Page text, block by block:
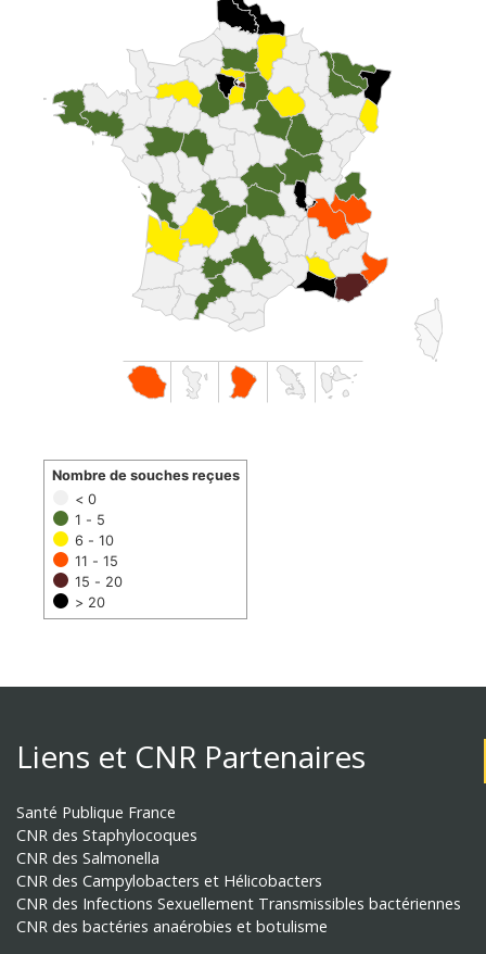
< 0
1 - 5
6 - 10
11 - 15
15 - 20
> 20
Nombre de souches reçues
Liens et CNR Partenaires
Santé Publique France
CNR des Staphylocoques
CNR des Salmonella
CNR des Campylobacters et Hélicobacters
CNR des Infections Sexuellement Transmissibles bactériennes
CNR des bactéries anaérobies et botulisme